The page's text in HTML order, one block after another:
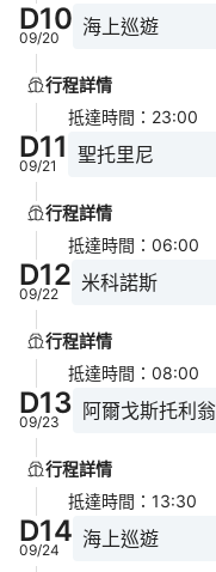
D10
09/20 海上巡遊
行程詳情
抵達時間 ： 23:00
D11
09/21 聖托里尼
行程詳情
抵達時間 ： 06:00
D12
09/22 米科諾斯
行程詳情
抵達時間 ： 08:00
D13
09/23 阿爾戈斯托利翁
行程詳情
抵達時間 ： 13:30
D14
09/24 海上巡遊